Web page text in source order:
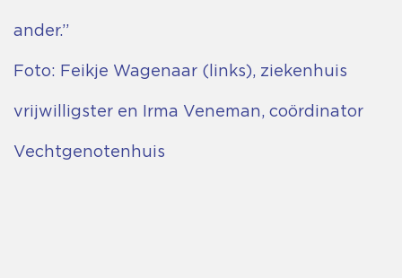
ander.”
Foto: Feikje Wagenaar (links), ziekenhuis
vrijwilligster en Irma Veneman, coördinator
Vechtgenotenhuis